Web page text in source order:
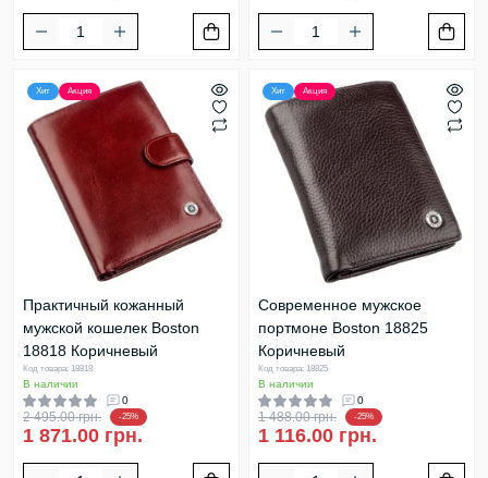
Хит Акция
Практичный кожанный
мужской кошелек Boston
18818 Коричневый
Код товара: 18818
В наличии
0
2 495.00 грн. -25%
1 871.00 грн.
Хит Акция
Современное мужское
портмоне Boston 18825
Коричневый
Код товара: 18825
В наличии
0
1 488.00 грн. -25%
1 116.00 грн.